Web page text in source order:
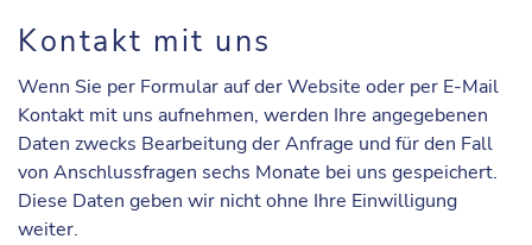
Kontakt mit uns
Wenn Sie per Formular auf der Website oder per E-Mail
Kontakt mit uns aufnehmen, werden Ihre angegebenen
Daten zwecks Bearbeitung der Anfrage und für den Fall
von Anschlussfragen sechs Monate bei uns gespeichert.
Diese Daten geben wir nicht ohne Ihre Einwilligung
weiter.